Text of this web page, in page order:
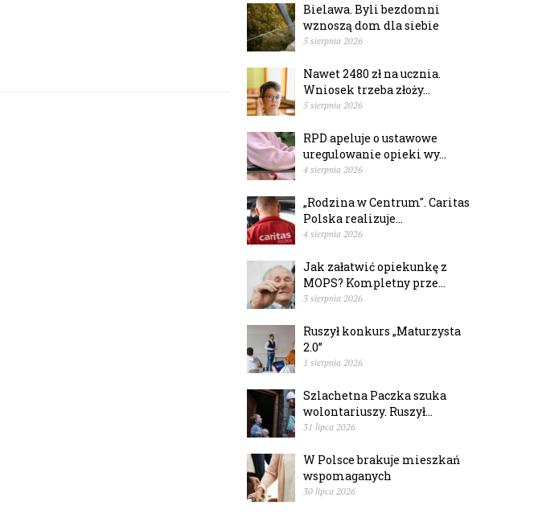
Bielawa. Byli bezdomni
wznoszą dom dla siebie
5 sierpnia 2026
Nawet 2480 zł na ucznia.
Wniosek trzeba złoży...
5 sierpnia 2026
RPD apeluje o ustawowe
uregulowanie opieki wy...
4 sierpnia 2026
„Rodzina w Centrum". Caritas
Polska realizuje...
4 sierpnia 2026
Jak załatwić opiekunkę z
MOPS? Kompletny prze...
3 sierpnia 2026
Ruszył konkurs „Maturzysta
2.0”
1 sierpnia 2026
Szlachetna Paczka szuka
wolontariuszy. Ruszył...
31 lipca 2026
W Polsce brakuje mieszkań
wspomaganych
30 lipca 2026